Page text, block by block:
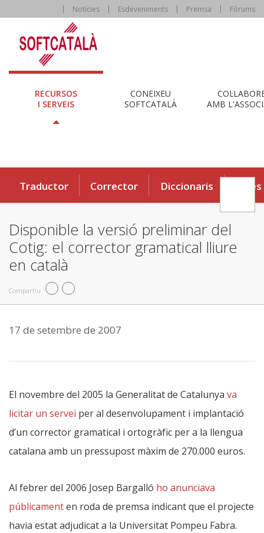
Notícies Esdeveniments Premsa Fòrums
RECURSOS
I SERVEIS
CONEIXEU
SOFTCATALÀ
AMB
Traductor Corrector Diccionaris Eines
Disponible la versió preliminar del
Cotig: el corrector gramatical lliure
en català
Compartiu
17 de setembre de 2007
El novembre del 2005 la Generalitat de Catalunya va
licitar un servei per al desenvolupament i implantació
d’un corrector gramatical i ortogràfic per a la llengua
catalana amb un pressupost màxim de 270.000 euros.
Al febrer del 2006 Josep Bargalló ho anunciava
públicamenten roda de premsa indicant que el projecte
havia estat adjudicat a la Universitat Pompeu Fabra.